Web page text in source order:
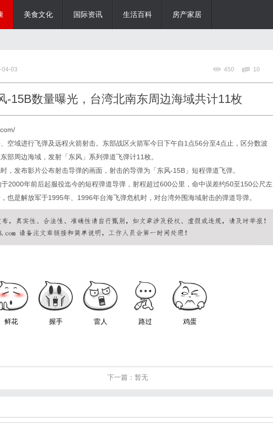
美食文化 国际资讯 生活百科 房产家居
04-03 450 10
-15B数量曝光，台湾北南东周边海域共计11枚
空域进行飞弹及远程火箭射击。东部战区火箭军今日下午自1点56分至4点止，区分数波
部周边海域，发射「东风」系列弹道飞弹计11枚。
，发布影片公布射击导弹的画面，射击的导弹为「东风-15B」短程弹道飞弹。
于2000年前后起服役迄今的短程弹道导弹，射程超过600公里，命中误差约50至150公尺左
也是解放军于1995年、1996年台海飞弹危机时，对台湾外围海域射击的弹道导弹。
鲜花 握手 雷人 路过 鸡蛋
下一篇：暂无